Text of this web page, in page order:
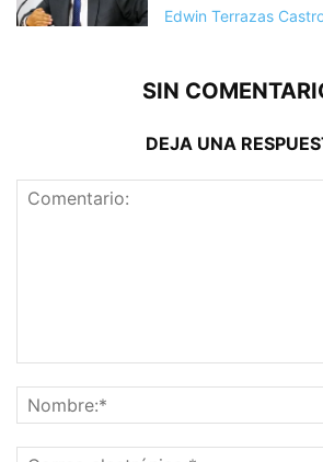
Edwin Terrazas
SIN
DEJA UNA